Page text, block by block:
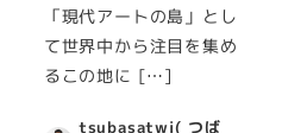
「現代アートの島」とし
て世界中から注目を集め
るこの地に […]
tsubasatwi( つば